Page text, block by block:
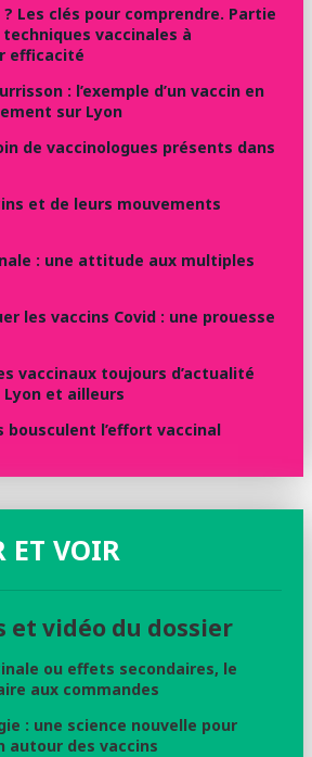
Les clés pour comprendre. Partie
vaccinales à
efficacité
: l’exemple d’un vaccin en
sur Lyon
de vaccinologues présents dans
et de leurs mouvements
: une attitude aux multiples
les vaccins Covid : une prouesse
vaccinaux toujours d’actualité
Lyon et ailleurs
bousculent l’effort vaccinal
ET VOIR
et vidéo du dossier
ou effets secondaires, le
aux commandes
: une science nouvelle pour
autour des vaccins